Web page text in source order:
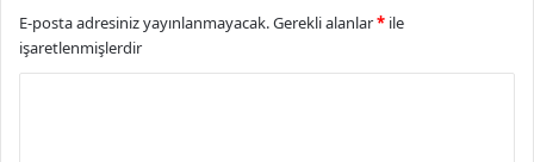
E-posta adresiniz yayınlanmayacak.Gerekli alanlar* ile
işaretlenmişlerdir